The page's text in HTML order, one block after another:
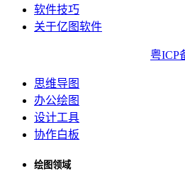
软件技巧
关于亿图软件
粤ICP
思维导图
办公绘图
设计工具
协作白板
绘图领域